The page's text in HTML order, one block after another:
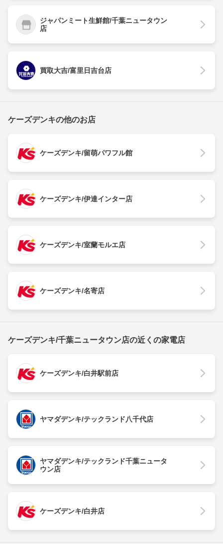
ジャパンミート生鮮館/千葉ニュータウン
店
買取大吉/富里日吉台店
ケーズデンキの他のお店
ケーズデンキ/留萌パワフル館
ケーズデンキ/伊達インター店
ケーズデンキ/室蘭モルエ店
ケーズデンキ/名寄店
ケーズデンキ/千葉ニュータウン店の近くの家電店
ケーズデンキ/白井駅前店
ヤマダデンキ/テックランド八千代店
ヤマダデンキ/テックランド千葉ニュータ
ウン店
ケーズデンキ/白井店